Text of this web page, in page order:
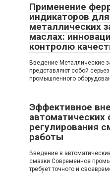
Применение
индикаторов
металлических
маслах:
контролю
Введение Металлические
представляют собой
промышленного
Эффективное
автоматических
регулирования
работы
Введение в
смазки Современное
требует точного и